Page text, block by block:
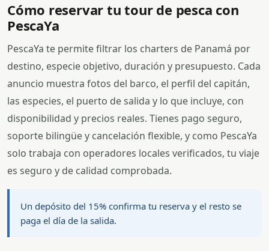
Cómo reservar tu tour de pesca con
PescaYa
PescaYa te permite filtrar los charters de Panamá por
destino, especie objetivo, duración y presupuesto. Cada
anuncio muestra fotos del barco, el perfil del capitán,
las especies, el puerto de salida y lo que incluye, con
disponibilidad y precios reales. Tienes pago seguro,
soporte bilingüe y cancelación flexible, y como PescaYa
solo trabaja con operadores locales verificados, tu viaje
es seguro y de calidad comprobada.
Un depósito del 15% confirma tu reserva y el resto se
paga el día de la salida.